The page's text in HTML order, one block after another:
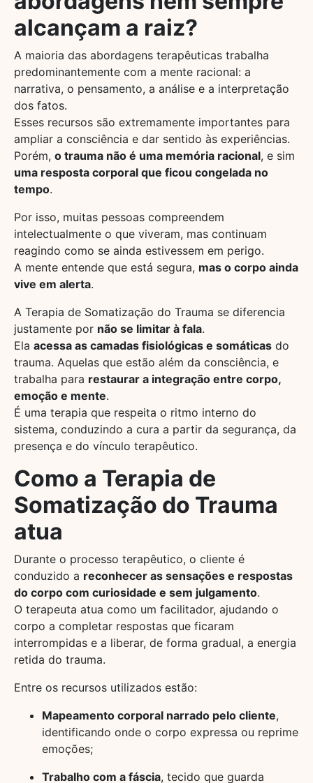
alcançam a raiz?
A maioria das abordagens terapêuticas trabalha
predominantemente com a mente racional: a
narrativa, o pensamento, a análise e a interpretação
dos fatos.
Esses recursos são extremamente importantes para
ampliar a consciência e dar sentido às experiências.
Porém, o trauma não é uma memória racional, e sim
uma resposta corporal que ficou congelada no
tempo.
Por isso, muitas pessoas compreendem
intelectualmente o que viveram, mas continuam
reagindo como se ainda estivessem em perigo.
A mente entende que está segura, mas o corpo ainda
vive em alerta.
A Terapia de Somatização do Trauma se diferencia
justamente por não se limitar à fala.
Ela acessa as camadas fisiológicas e somáticas do
trauma. Aquelas que estão além da consciência, e
trabalha para restaurar a integração entre corpo,
emoção e mente.
É uma terapia que respeita o ritmo interno do
sistema, conduzindo a cura a partir da segurança, da
presença e do vínculo terapêutico.
Como a Terapia de
Somatização do Trauma
atua
Durante o processo terapêutico, o cliente é
conduzido a reconhecer as sensações e respostas
do corpo com curiosidade e sem julgamento.
O terapeuta atua como um facilitador, ajudando o
corpo a completar respostas que ficaram
interrompidas e a liberar, de forma gradual, a energia
retida do trauma.
Entre os recursos utilizados estão:
Mapeamento corporal narrado pelo cliente,
identificando onde o corpo expressa ou reprime
emoções;
Trabalho com a fáscia, tecido que guarda